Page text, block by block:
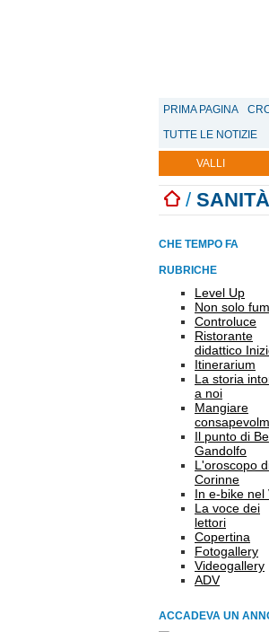
PRIMA PAGINA
TUTTE LE NOTIZIE
VALLI
/ SANITÀ
CHE TEMPO FA
RUBRICHE
Level Up
Non solo
Controluce
Ristorante
didattico
Itinerarium
La storia
a noi
Mangiare
Il punto di
Gandolfo
L'oroscopo
Corinne
In e-bike nel
La voce dei
lettori
Copertina
Fotogallery
Videogallery
ADV
ACCADEVA UN